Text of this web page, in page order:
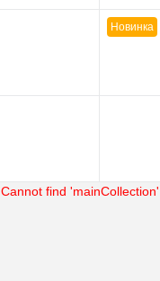
Новинка
Cannot find